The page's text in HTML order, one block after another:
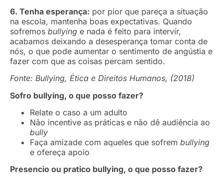
6. Tenha esperança: por pior que pareça a situação
na escola, mantenha boas expectativas. Quando
sofremos bullying e nada é feito para intervir,
acabamos deixando a desesperança tomar conta de
nós, o que pode aumentar o sentimento de angústia e
fazer com que as coisas percam sentido.
Fonte: Bullying, Ética e Direitos Humanos, (2018)
Sofro bullying, o que posso fazer?
Relate o caso a um adulto
Não incentive as práticas e não dê audiência ao
bully
Faça amizade com aqueles que sofrem bullying
e ofereça apoio
Presencio ou pratico bullying, o que posso fazer?